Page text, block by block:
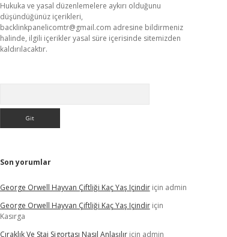
Hukuka ve yasal düzenlemelere aykırı olduğunu
düşündüğünüz içerikleri,
backlinkpanelicomtr@gmail.com adresine bildirmeniz
halinde, ilgili içerikler yasal süre içerisinde sitemizden
kaldırılacaktır.
Son yorumlar
George Orwell Hayvan Çiftliği Kaç Yaş Içindiriçin admin
George Orwell Hayvan Çiftliği Kaç Yaş Içindiriçin
Kasırga
Çıraklık Ve Staj Sigortası Nasıl Anlaşılıriçin admin